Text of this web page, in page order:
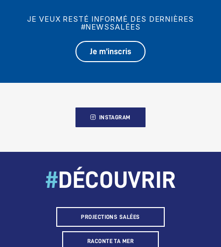
JE VEUX RESTÉ INFORMÉ DES DERNIÈRES
#NEWSSALÉES
Je m’inscris
INSTAGRAM
# DÉCOUVRIR
PROJECTIONS SALÉES
RACONTE TA MER